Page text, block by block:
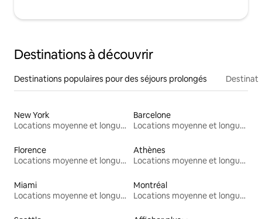
Destinations à découvrir
Destinations populaires pour des séjours prolongés
New York
Locations moyenne et longue durée
Barcelone
Locations moyenne et longue durée
Florence
Locations moyenne et longue durée
Athènes
Locations moyenne et longue durée
Miami
Locations moyenne et longue durée
Montréal
Locations moyenne et longue durée